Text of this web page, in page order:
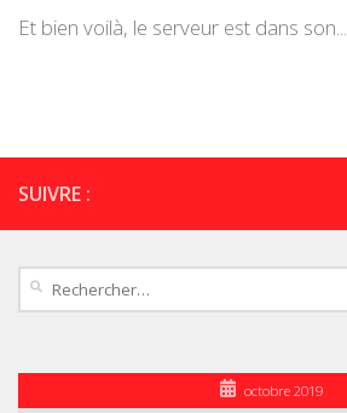
Et bien voilà, le serveur est dans son...
SUIVRE :
Rechercher :
octobre 2019